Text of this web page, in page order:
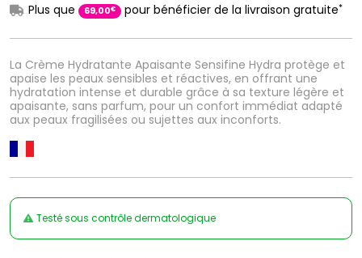
La Crème Hydratante Apaisante Sensifine Hydra protège et
apaise les peaux sensibles et réactives, en offrant une
hydratation intense et durable grâce à sa texture légère et
apaisante, sans parfum, pour un confort immédiat adapté
aux peaux fragilisées ou sujettes aux inconforts.
Plus que
69,00€ pour bénéficier de la livraison gratuite*
Testé sous contrôle dermatologique